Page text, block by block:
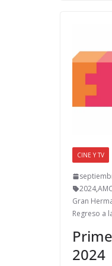
k
CINE Y TV
2024,
Gran
Regreso a
2024